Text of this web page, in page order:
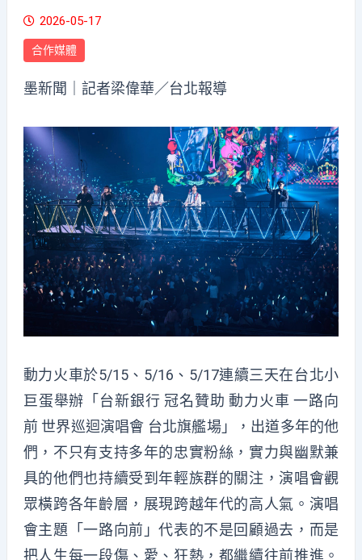
2026-05-17
合作媒體
墨新聞 ｜記者梁偉華／台北報導
動力火車於5/15、5/16、5/17連續三天在台北小
巨蛋舉辦「台新銀行 冠名贊助 動力火車 一路向
前 世界巡迴演唱會 台北旗艦場」，出道多年的他
們，不只有支持多年的忠實粉絲，實力與幽默兼
具的他們也持續受到年輕族群的關注，演唱會觀
眾橫跨各年齡層，展現跨越年代的高人氣。演唱
會主題「一路向前」代表的不是回顧過去，而是
把人生每一段傷、愛、狂熱，都繼續往前推進。